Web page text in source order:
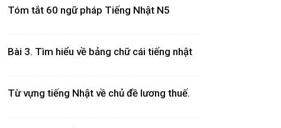
Tóm tắt 60 ngữ pháp Tiếng Nhật N5
Bài 3. Tìm hiểu về bảng chữ cái tiếng nhật
Từ vựng tiếng Nhật về chủ đề lương thuế.